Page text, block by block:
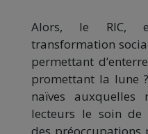
Alors, le RIC,
transformation
permettant
promettant la lune
naïves auxquelles
lecteurs le soin de
des préoccupations